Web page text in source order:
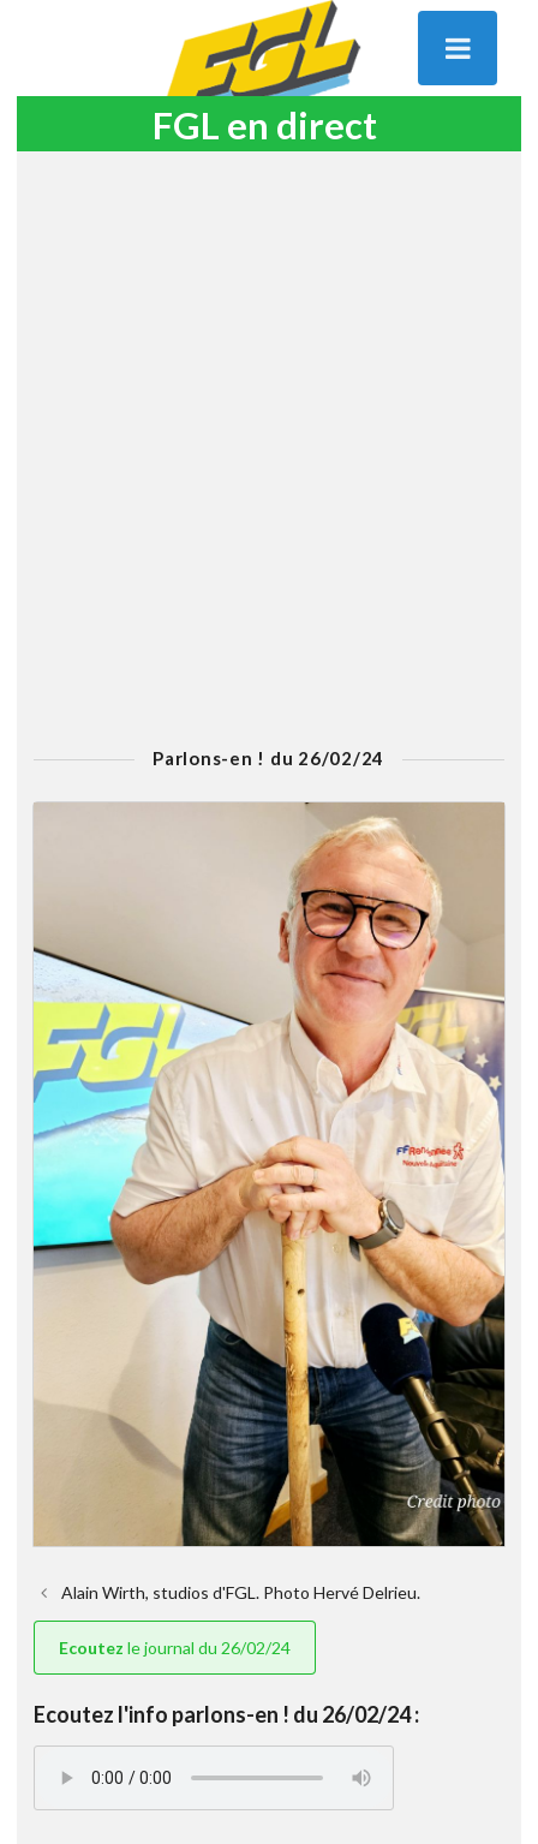
FGL en direct
Parlons-en ! du 26/02/24
Alain Wirth, studios d'FGL. Photo Hervé Delrieu.
Ecoutez le journal du 26/02/24
Ecoutez l'info parlons-en ! du 26/02/24 :